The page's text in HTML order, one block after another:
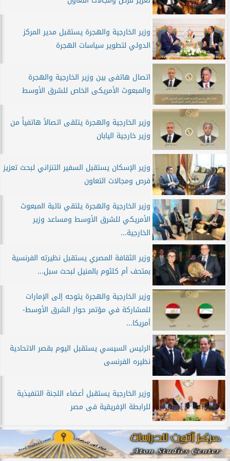
وزير الخارجية والهجرة يستقبل مدير المركز
الدولي لتطوير سياسات الهجرة
اتصال هاتفى بين وزير الخارجية والهجرة
والمبعوث الأمريكى الخاص للشرق الأوسط
وزير الخارجية والهجرة يتلقى اتصالاً هاتفياً من
وزير خارجية اليابان
وزير الإسكان يستقبل السفير التنزاني لبحث تعزيز
فرص ومجالات التعاون
وزير الخارجية والهجرة يلتقي نائبة المبعوث
الأمريكي للشرق الأوسط ومساعد وزير
الخارجية...
وزير الثقافة المصري يستقبل نظيرته الفرنسية
بمتحف أم كلثوم بالمنيل لبحث سبل...
وزير الخارجية والهجرة يتوجه إلى الإمارات
للمشاركة في مؤتمر حوار الشرق الأوسط-
أمريكا...
الرئيس السيسي يستقبل اليوم بقصر الاتحادية
نظيره الفرنسى
وزير الخارجية يستقبل أعضاء اللجنة التنفيذية
للرابطة الإفريقية فى مصر